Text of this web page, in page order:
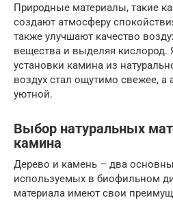
Природные материалы, такие
создают атмосферу
также улучшают качество
вещества и выделяя кислород.
установки камина из
воздух стал ощутимо свежее, а
уютной.
Выбор натуральных
камина
Дерево и камень – два
используемых в биофильном
материала имеют свои